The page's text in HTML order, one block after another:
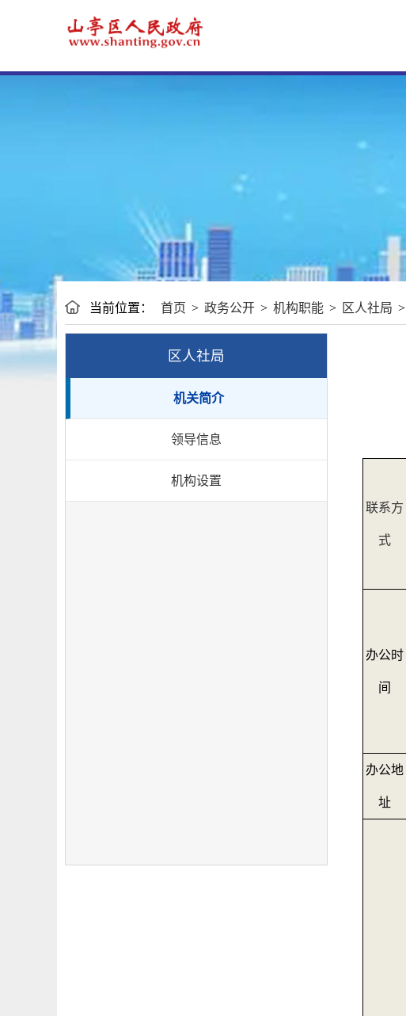
当前位置： 首页 > 政务公开 > 机构职能 > 区人社局 >
区人社局
机关简介
领导信息
机构设置
联系方
式
办公时
间
办公地
址